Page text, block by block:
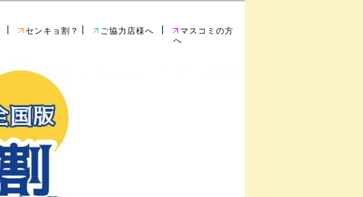
センキョ割？ ご協力店様へ
マスコミの方
へ